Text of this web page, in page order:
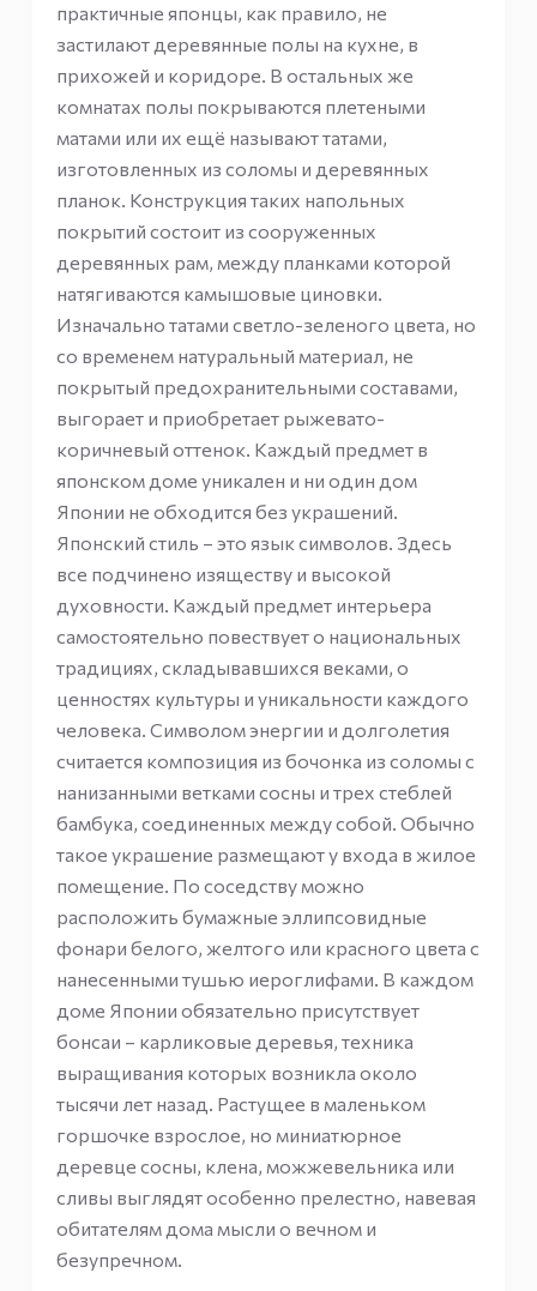
практичные японцы, как правило, не
застилают деревянные полы на кухне, в
прихожей и коридоре. В остальных же
комнатах полы покрываются плетеными
матами или их ещё называют татами,
изготовленных из соломы и деревянных
планок. Конструкция таких напольных
покрытий состоит из сооруженных
деревянных рам, между планками которой
натягиваются камышовые циновки.
Изначально татами светло-зеленого цвета, но
со временем натуральный материал, не
покрытый предохранительными составами,
выгорает и приобретает рыжевато-
коричневый оттенок. Каждый предмет в
японском доме уникален и ни один дом
Японии не обходится без украшений.
Японский стиль – это язык символов. Здесь
все подчинено изяществу и высокой
духовности. Каждый предмет интерьера
самостоятельно повествует о национальных
традициях, складывавшихся веками, о
ценностях культуры и уникальности каждого
человека. Символом энергии и долголетия
считается композиция из бочонка из соломы с
нанизанными ветками сосны и трех стеблей
бамбука, соединенных между собой. Обычно
такое украшение размещают у входа в жилое
помещение. По соседству можно
расположить бумажные эллипсовидные
фонари белого, желтого или красного цвета с
нанесенными тушью иероглифами. В каждом
доме Японии обязательно присутствует
бонсаи – карликовые деревья, техника
выращивания которых возникла около
тысячи лет назад. Растущее в маленьком
горшочке взрослое, но миниатюрное
деревце сосны, клена, можжевельника или
сливы выглядят особенно прелестно, навевая
обитателям дома мысли о вечном и
безупречном.